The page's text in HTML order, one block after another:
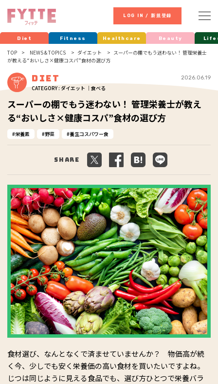
LOG IN / 新規登録
Diet Fitness Healthcare Beauty
TOP NEWS & TOPICS ダイエット
スーパーの棚でもう迷わない！ 管理栄養士
が教える“おいしさ×健康コスパ”食材の選び方
Diet
CATEGORY : ダイエット ｜食べる
2026.06.19
スーパーの棚でもう迷わない！ 管理栄養士が教え
る“おいしさ×健康コスパ”食材の選び方
栄養素 野菜 養生コスパワー食
Share
食材選び、なんとなくで済ませていませんか？ 物価高が続
く今、少しでも安く栄養価の高い食材を買いたいですよね。
じつは同じように見える食品でも、選び方ひとつで栄養バラ